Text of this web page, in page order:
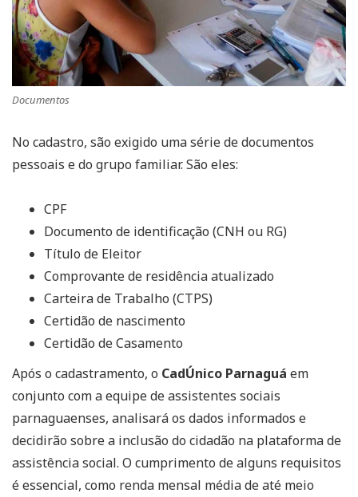
Documentos
No cadastro, são exigido uma série de documentos
pessoais e do grupo familiar. São eles:
CPF
Documento de identificação (CNH ou RG)
Título de Eleitor
Comprovante de residência atualizado
Carteira de Trabalho (CTPS)
Certidão de nascimento
Certidão de Casamento
Após o cadastramento, o CadÚnico Parnaguá em
conjunto com a equipe de assistentes sociais
parnaguaenses, analisará os dados informados e
decidirão sobre a inclusão do cidadão na plataforma de
assistência social. O cumprimento de alguns requisitos
é essencial, como renda mensal média de até meio